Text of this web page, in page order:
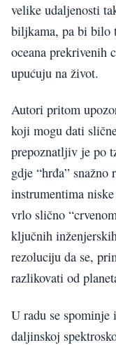
velike udaljenosti
biljkama, pa bi bilo
oceana prekrivenih
upućuju na život.
Autori pritom
koji mogu dati
prepoznatljiv je po
gdje “hrđa”
instrumentima
vrlo slično
ključnih
rezoluciju da se,
razlikovati od
U radu se
daljinskoj